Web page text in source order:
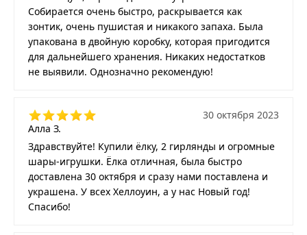
Собирается очень быстро, раскрывается как
зонтик, очень пушистая и никакого запаха. Была
упакована в двойную коробку, которая пригодится
для дальнейшего хранения. Никаких недостатков
не выявили. Однозначно рекомендую!
Алла З.
30 октября 2023
Здравствуйте! Купили ёлку, 2 гирлянды и огромные
шары-игрушки. Ёлка отличная, была быстро
доставлена 30 октября и сразу нами поставлена и
украшена. У всех Хеллоуин, а у нас Новый год!
Спасибо!